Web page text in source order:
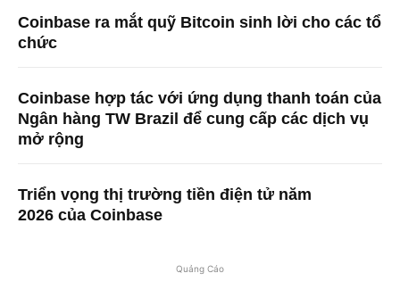
Coinbase ra mắt quỹ Bitcoin sinh lời cho các tổ
chức
Coinbase hợp tác với ứng dụng thanh toán của
Ngân hàng TW Brazil để cung cấp các dịch vụ
mở rộng
Triển vọng thị trường tiền điện tử năm
2026 của Coinbase
Quảng Cáo